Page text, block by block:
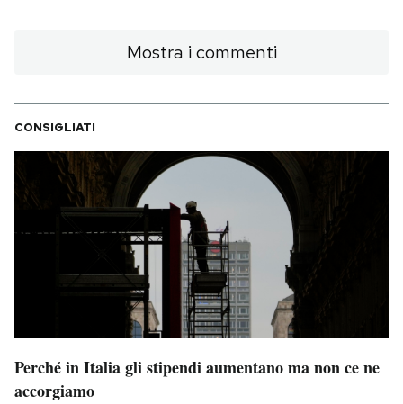
AREA PERSONALE
Area Personale
Newsletter
Notifiche mobile
Hai bisogno di aiuto?
Mostra i commenti
CONSIGLIATI
Perché in Italia gli stipendi aumentano ma non ce ne
accorgiamo